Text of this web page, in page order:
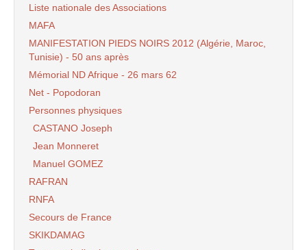
Liste nationale des Associations
MAFA
MANIFESTATION PIEDS NOIRS 2012 (Algérie, Maroc,
Tunisie) - 50 ans après
Mémorial ND Afrique - 26 mars 62
Net - Popodoran
Personnes physiques
CASTANO Joseph
Jean Monneret
Manuel GOMEZ
RAFRAN
RNFA
Secours de France
SKIKDAMAG